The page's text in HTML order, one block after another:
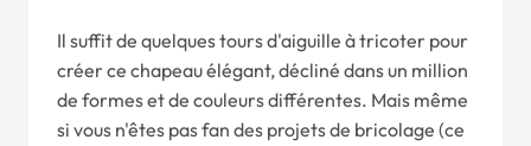
Il suffit de quelques tours d'aiguille à tricoter pour
créer ce chapeau élégant, décliné dans un million
de formes et de couleurs différentes. Mais même
si vous n'êtes pas fan des projets de bricolage (ce